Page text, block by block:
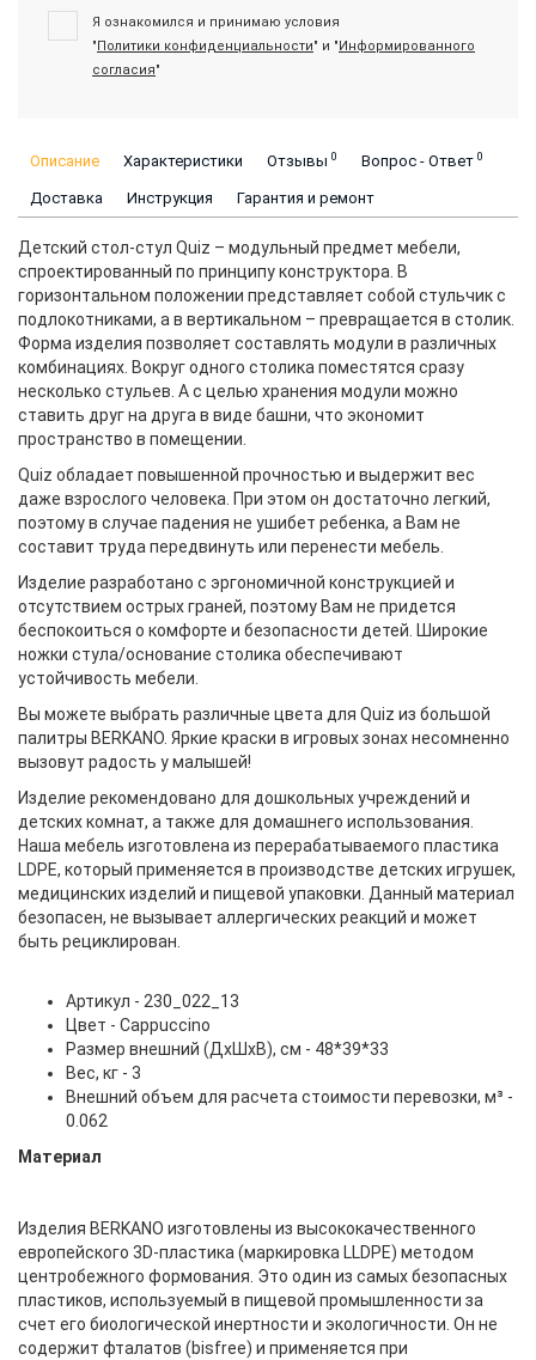
Я ознакомился и принимаю условия
"Политики конфиденциальности" и "Информированного
согласия"
Описание Характеристики Отзывы 0 Вопрос - Ответ 0
Доставка Инструкция Гарантия и ремонт
Детский стол-стул Quiz – модульный предмет мебели,
спроектированный по принципу конструктора. В
горизонтальном положении представляет собой стульчик с
подлокотниками, а в вертикальном – превращается в столик.
Форма изделия позволяет составлять модули в различных
комбинациях. Вокруг одного столика поместятся сразу
несколько стульев. А с целью хранения модули можно
ставить друг на друга в виде башни, что экономит
пространство в помещении.
Quiz обладает повышенной прочностью и выдержит вес
даже взрослого человека. При этом он достаточно легкий,
поэтому в случае падения не ушибет ребенка, а Вам не
составит труда передвинуть или перенести мебель.
Изделие разработано с эргономичной конструкцией и
отсутствием острых граней, поэтому Вам не придется
беспокоиться о комфорте и безопасности детей. Широкие
ножки стула/основание столика обеспечивают
устойчивость мебели.
Вы можете выбрать различные цвета для Quiz из большой
палитры BERKANO. Яркие краски в игровых зонах несомненно
вызовут радость у малышей!
Изделие рекомендовано для дошкольных учреждений и
детских комнат, а также для домашнего использования.
Наша мебель изготовлена из перерабатываемого пластика
LDPE, который применяется в производстве детских игрушек,
медицинских изделий и пищевой упаковки. Данный материал
безопасен, не вызывает аллергических реакций и может
быть рециклирован.
Артикул - 230_022_13
Цвет - Cappuccino
Размер внешний (ДхШхВ), см - 48*39*33
Вес, кг - 3
Внешний объем для расчета стоимости перевозки, м³ -
0.062
Материал
Изделия BERKANO изготовлены из высококачественного
европейского 3D-пластика (маркировка LLDPE) методом
центробежного формования. Это один из самых безопасных
пластиков, используемый в пищевой промышленности за
счет его биологической инертности и экологичности. Он не
содержит фталатов (bisfree) и применяется при